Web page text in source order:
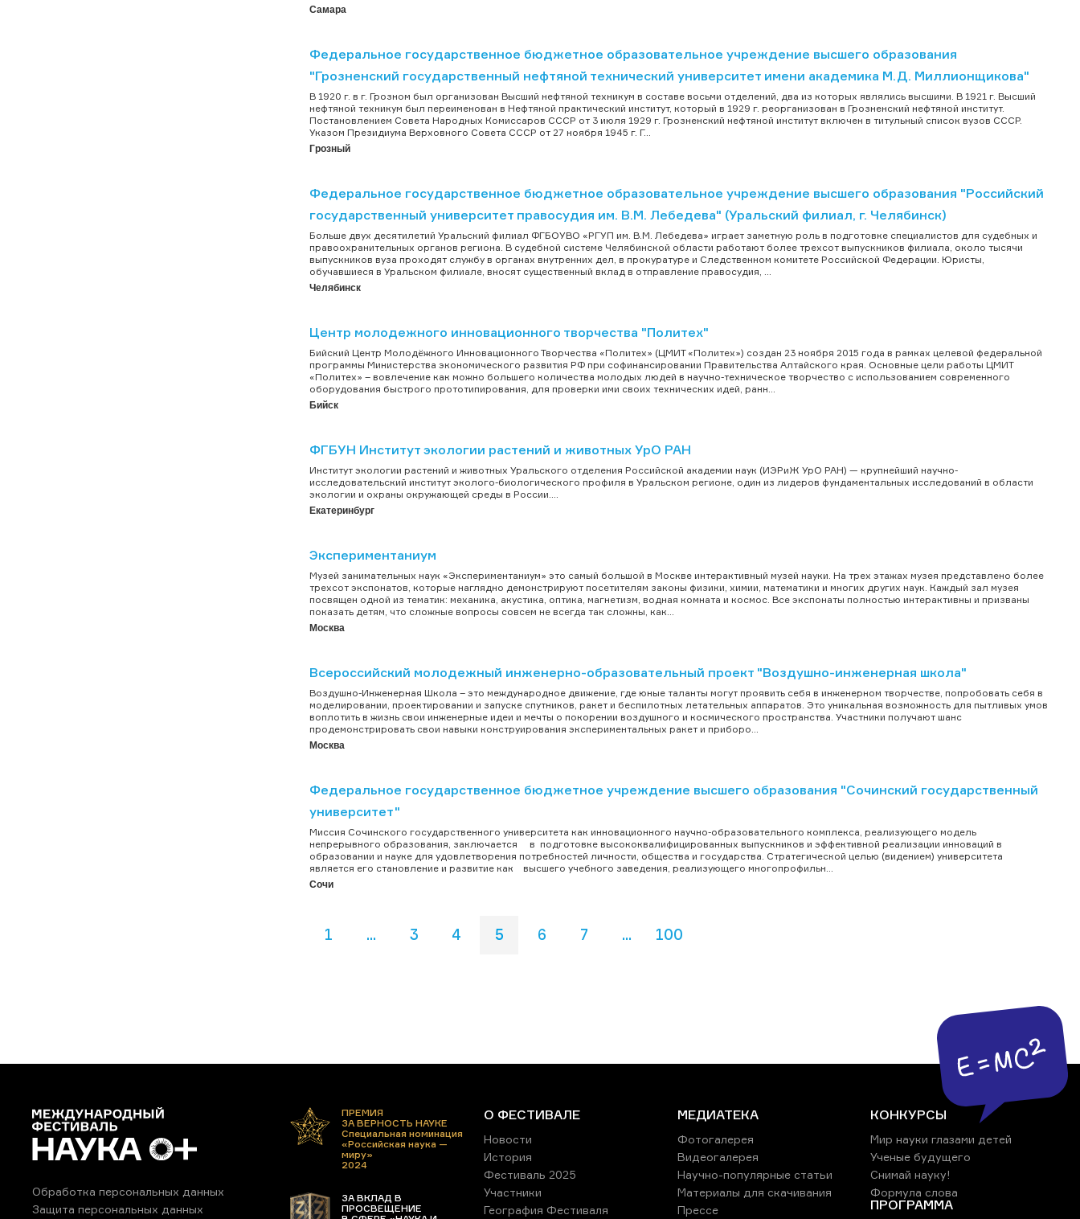
Самара
Федеральное государственное бюджетное образовательное учреждение высшего образования
"Грозненский государственный нефтяной технический университет имени академика М.Д. Миллионщикова"
В 1920 г. в г. Грозном был организован Высший нефтяной техникум в составе восьми отделений, два из которых являлись высшими. В 1921 г. Высший
нефтяной техникум был переименован в Нефтяной практический институт, который в 1929 г. реорганизован в Грозненский нефтяной институт.
Постановлением Совета Народных Комиссаров СССР от 3 июля 1929 г. Грозненский нефтяной институт включен в титульный список вузов СССР.
Указом Президиума Верховного Совета СССР от 27 ноября 1945 г. Г...
Грозный
Федеральное государственное бюджетное образовательное учреждение высшего образования "Российский
государственный университет правосудия им. В.М. Лебедева" (Уральский филиал, г. Челябинск)
Больше двух десятилетий Уральский филиал ФГБОУВО «РГУП им. В.М. Лебедева» играет заметную роль в подготовке специалистов для судебных и
правоохранительных органов региона. В судебной системе Челябинской области работают более трехсот выпускников филиала, около тысячи
выпускников вуза проходят службу в органах внутренних дел, в прокуратуре и Следственном комитете Российской Федерации. Юристы,
обучавшиеся в Уральском филиале, вносят существенный вклад в отправление правосудия, ...
Челябинск
Центр молодежного инновационного творчества "Политех"
Бийский Центр Молодёжного Инновационного Творчества «Политех» (ЦМИТ «Политех») создан 23 ноября 2015 года в рамках целевой федеральной
программы Министерства экономического развития РФ при софинансировании Правительства Алтайского края. Основные цели работы ЦМИТ
«Политех» – вовлечение как можно большего количества молодых людей в научно-техническое творчество с использованием современного
оборудования быстрого прототипирования, для проверки ими своих технических идей, ранн...
Бийск
ФГБУН Институт экологии растений и животных УрО РАН
Институт экологии растений и животных Уральского отделения Российской академии наук (ИЭРиЖ УрО РАН) — крупнейший научно-
исследовательский институт эколого-биологического профиля в Уральском регионе, один из лидеров фундаментальных исследований в области
экологии и охраны окружающей среды в России....
Екатеринбург
Экспериментаниум
Музей занимательных наук «Экспериментаниум» это самый большой в Москве интерактивный музей науки. На трех этажах музея представлено более
трехсот экспонатов, которые наглядно демонстрируют посетителям законы физики, химии, математики и многих других наук. Каждый зал музея
посвящен одной из тематик: механика, акустика, оптика, магнетизм, водная комната и космос. Все экспонаты полностью интерактивны и призваны
показать детям, что сложные вопросы совсем не всегда так сложны, как...
Москва
Всероссийский молодежный инженерно-образовательный проект "Воздушно-инженерная школа"
Воздушно-Инженерная Школа – это международное движение, где юные таланты могут проявить себя в инженерном творчестве, попробовать себя в
моделировании, проектировании и запуске спутников, ракет и беспилотных летательных аппаратов. Это уникальная возможность для пытливых умов
воплотить в жизнь свои инженерные идеи и мечты о покорении воздушного и космического пространства. Участники получают шанс
продемонстрировать свои навыки конструирования экспериментальных ракет и приборо...
Москва
Федеральное государственное бюджетное учреждение высшего образования "Сочинский государственный
университет"
Миссия Сочинского государственного университета как инновационного научно-образовательного комплекса, реализующего модель
непрерывного образования, заключается в подготовке высококвалифицированных выпускников и эффективной реализации инноваций в
образовании и науке для удовлетворения потребностей личности, общества и государства. Стратегической целью (видением) университета
является его становление и развитие как высшего учебного заведения, реализующего многопрофильн...
Сочи
1 ... 3 4 5 6 7 ... 100
Обработка персональных данных
Защита персональных данных
ПРЕМИЯ
ЗА ВЕРНОСТЬ НАУКЕ
Специальная номинация
«Российская наука —
миру»
2024
ЗА ВКЛАД В
ПРОСВЕЩЕНИЕ
О ФЕСТИВАЛЕ
Новости
История
Фестиваль 2025
Участники
География Фестиваля
МЕДИАТЕКА
Фотогалерея
Видеогалерея
Научно-популярные статьи
Материалы для скачивания
Прессе
КОНКУРСЫ
Мир науки глазами детей
Ученые будущего
Снимай науку!
Формула слова
ПРОГРАММА